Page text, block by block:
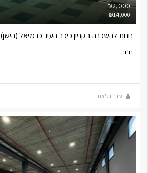
₪2,000
₪14,000
חנות להשכרה בקניון כיכר העיר כרמיאל (הישן)
חנות
ענת נג'אתי